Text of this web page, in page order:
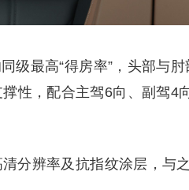
级最高“得房率”，头部与
性，配合主驾6向、副驾4
分辨率及抗指纹涂层，与